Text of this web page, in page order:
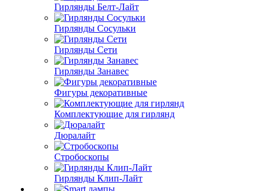
Гирлянды Белт-Лайт
Гирлянды Сосульки
Гирлянды Сети
Гирлянды Занавес
Фигуры декоративные
Комплектующие для гирлянд
Дюралайт
Стробоскопы
Гирлянды Клип-Лайт